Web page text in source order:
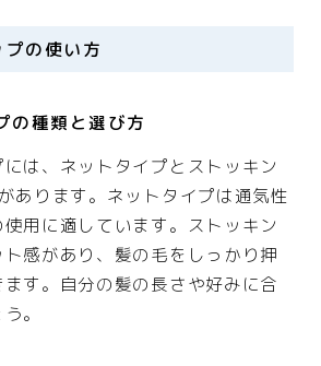
物
の使い方
の種類と選び方
は、ネットタイプとストッキン
あります。ネットタイプは通気性
用に適しています。ストッキン
感があり、髪の毛をしっかり押
す。自分の髪の長さや好みに合
。